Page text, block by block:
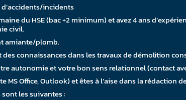
incidents
du HSE (bac +2 minimum) et avez 4 ans
civil.
amiante/plomb.
connaissances dans les travaux de démolition
autonomie et votre bon sens relationnel (contact
Office, Outlook) et êtes à l’aise dans la rédaction
les suivantes :